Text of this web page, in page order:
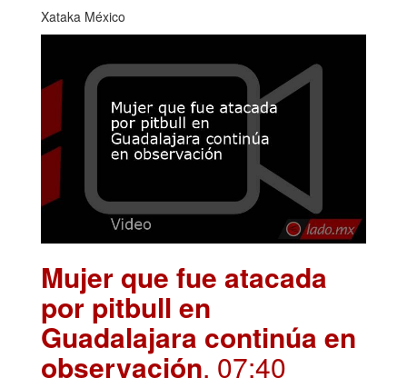
Xataka México
Mujer que fue atacada
por pitbull en
Guadalajara continúa en
observación. 07:40